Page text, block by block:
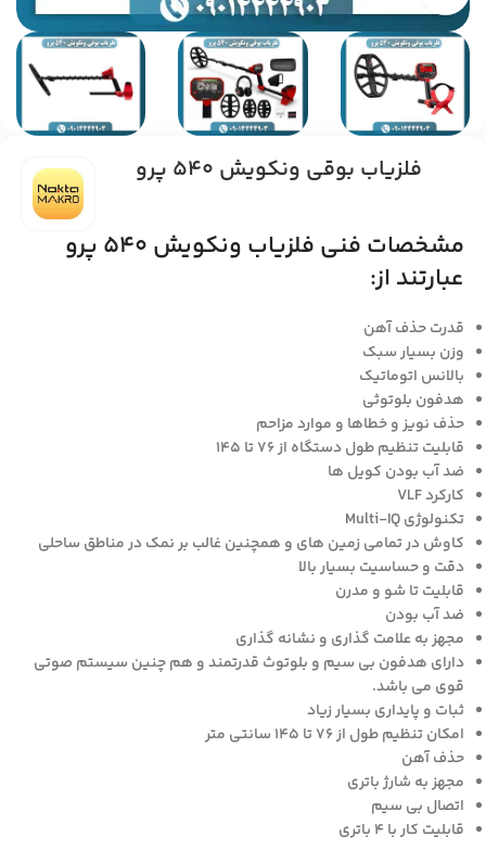
فلزیاب بوقی ونکویش 540 پرو
مشخصات فنی فلزیاب ونکویش 540 پرو
عبارتند از:
قدرت حذف آهن
وزن بسیار سبک
بالانس اتوماتیک
هدفون بلوتوثی
حذف نویز و خطاها و موارد مزاحم
قابلیت تنظیم طول دستگاه از 76 تا 145
ضد آب بودن کویل ها
کارکرد VLF
تکنولوژی Multi-IQ
کاوش در تمامی زمین های و همچنین غالب بر نمک در مناطق ساحلی
دقت و حساسیت بسیار بالا
قابلیت تا شو و مدرن
ضد آب بودن
مجهز به علامت گذاری و نشانه گذاری
دارای هدفون بی سیم و بلوتوث قدرتمند و هم چنین سیستم صوتی
قوی می باشد.
ثبات و پایداری بسیار زیاد
امکان تنظیم طول از ۷۶ تا ۱۴۵ سانتی متر
حذف آهن
مجهز به شارژ باتری
اتصال بی سیم
قابلیت کار با ۴ باتری